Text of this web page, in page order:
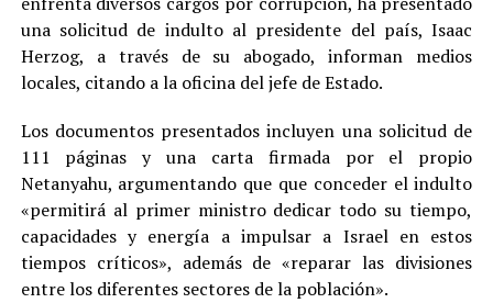
una solicitud de indulto al presidente del país, Isaac
Herzog, a través de su abogado, informan medios
locales, citando a la oficina del jefe de Estado.
Los documentos presentados incluyen una solicitud de
111 páginas y una carta firmada por el propio
Netanyahu, argumentando que que conceder el indulto
«permitirá al primer ministro dedicar todo su tiempo,
capacidades y energía a impulsar a Israel en estos
tiempos críticos», además de «reparar las divisiones
entre los diferentes sectores de la población».